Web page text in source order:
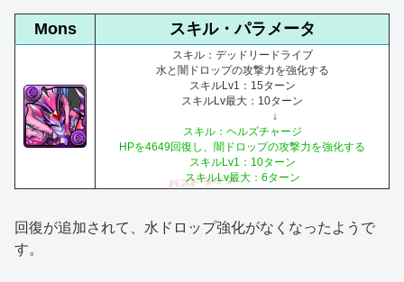
Mons スキル・パラメータ
スキル：デッドリードライブ
水と闇ドロップの攻撃力を強化する
スキルLv1：15ターン
スキルLv最大：10ターン
↓
スキル：ヘルズチャージ
HPを4649回復し、闇ドロップの攻撃力を強化する
スキルLv1：10ターン
スキルLv最大：6ターン
回復が追加されて、水ドロップ強化がなくなったようで
す。